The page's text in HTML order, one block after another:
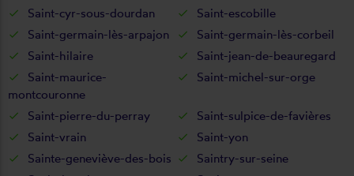
Saint-cyr-sous-dourdan
Saint-escobille
Saint-germain-lès-arpajon
Saint-germain-lès-corbeil
Saint-hilaire
Saint-jean-de-beauregard
Saint-maurice-
montcouronne
Saint-michel-sur-orge
Saint-pierre-du-perray
Saint-sulpice-de-favières
Saint-vrain
Saint-yon
Sainte-geneviève-des-bois
Saintry-sur-seine